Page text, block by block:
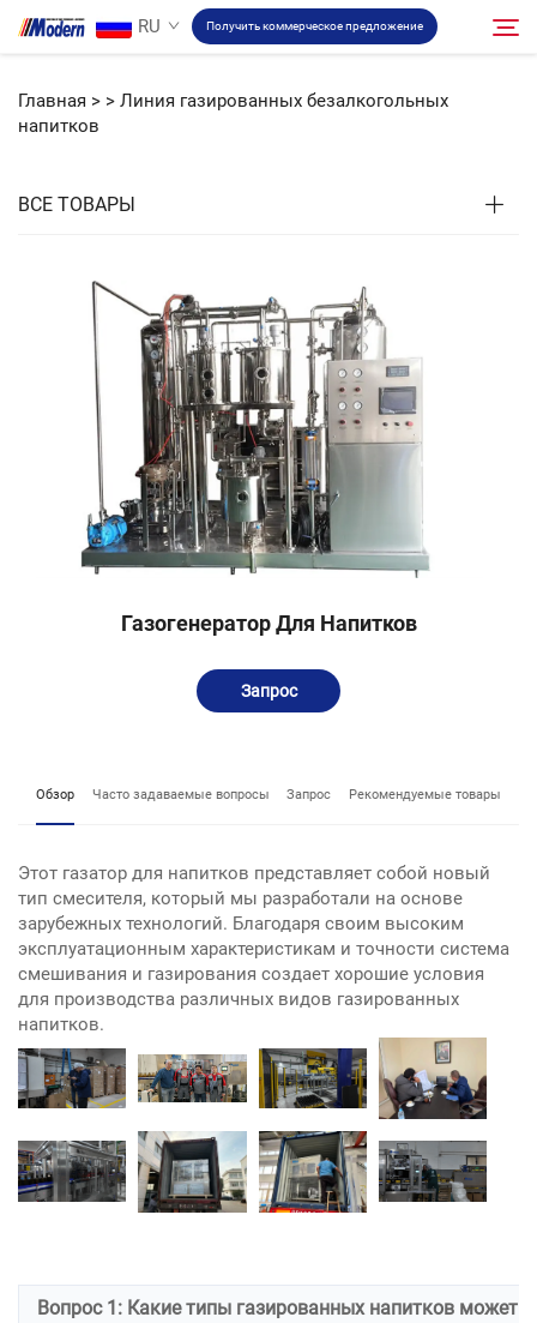
RU Получить коммерческое предложение
Решение
Розлив и упаковка
О компании
Связаться
Главная > > Линия газированных безалкогольных
напитков
ВСЕ ТОВАРЫ
Газогенератор Для Напитков
Запрос
Обзор Часто задаваемые вопросы Запрос Рекомендуемые товары
Этот газатор для напитков представляет собой новый
тип смесителя, который мы разработали на основе
зарубежных технологий. Благодаря своим высоким
эксплуатационным характеристикам и точности система
смешивания и газирования создает хорошие условия
для производства различных видов газированных
напитков.
Вопрос 1: Какие типы газированных напитков может